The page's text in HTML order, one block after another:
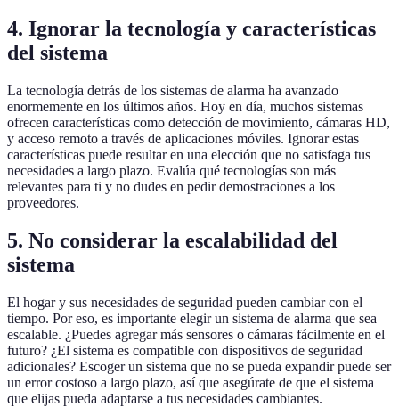
4. Ignorar la tecnología y características
del sistema
La tecnología detrás de los sistemas de alarma ha avanzado
enormemente en los últimos años. Hoy en día, muchos sistemas
ofrecen características como detección de movimiento, cámaras HD,
y acceso remoto a través de aplicaciones móviles. Ignorar estas
características puede resultar en una elección que no satisfaga tus
necesidades a largo plazo. Evalúa qué tecnologías son más
relevantes para ti y no dudes en pedir demostraciones a los
proveedores.
5. No considerar la escalabilidad del
sistema
El hogar y sus necesidades de seguridad pueden cambiar con el
tiempo. Por eso, es importante elegir un sistema de alarma que sea
escalable. ¿Puedes agregar más sensores o cámaras fácilmente en el
futuro? ¿El sistema es compatible con dispositivos de seguridad
adicionales? Escoger un sistema que no se pueda expandir puede ser
un error costoso a largo plazo, así que asegúrate de que el sistema
que elijas pueda adaptarse a tus necesidades cambiantes.